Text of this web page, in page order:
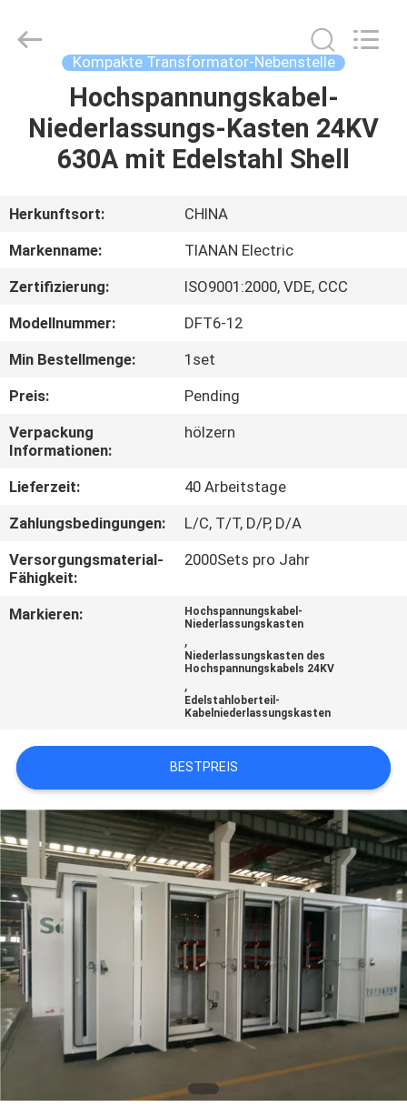
PRODUKTE
VR
SHOW
ÜBER
UNS
FABRIK-
AUSFLUG
QUALITÄTSKONTROLLE
TRETEN
SIE
NACHRICHTEN
FORDERN
SIE EIN
ZITAT
SITEMAP
PRIVACY
POLICY
(Group)
Co.,Ltd..
Kompakte Transformator-Nebenstelle
Hochspannungskabel-
Niederlassungs-Kasten 24KV
630A mit Edelstahl Shell
Herkunftsort:
CHINA
Markenname:
TIANAN Electric
Zertifizierung:
ISO9001:2000, VDE, CCC
Modellnummer:
DFT6-12
Min Bestellmenge:
1set
Preis:
Pending
Verpackung
Informationen:
hölzern
Lieferzeit:
40 Arbeitstage
Zahlungsbedingungen:
L/C, T/T, D/P, D/A
Versorgungsmaterial-
Fähigkeit:
2000Sets pro Jahr
Markieren:
Hochspannungskabel-
Niederlassungskasten
,
Niederlassungskasten des
Hochspannungskabels 24KV
,
Edelstahloberteil-
Kabelniederlassungskasten
BESTPREIS